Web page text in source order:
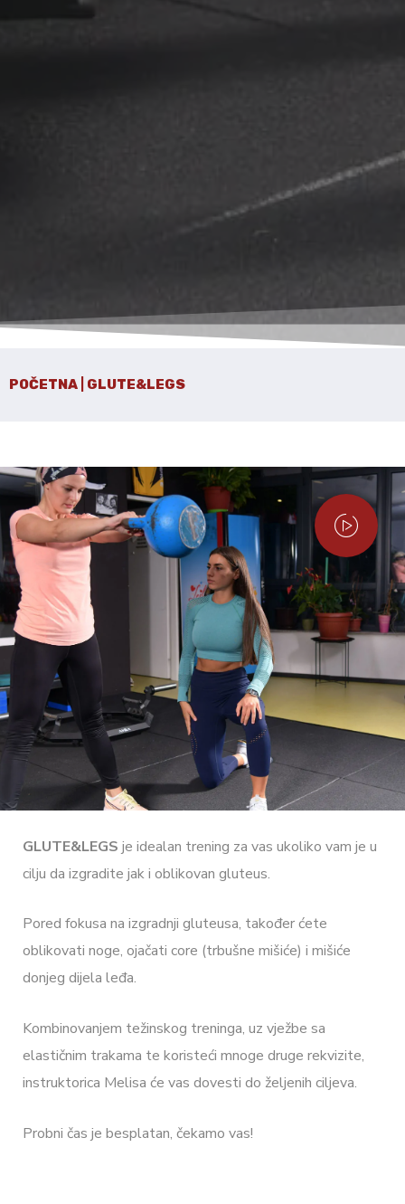
POČETNA | GLUTE&LEGS
GLUTE&LEGS je idealan trening za vas ukoliko vam je u
cilju da izgradite jak i oblikovan gluteus.
Pored fokusa na izgradnji gluteusa, također ćete
oblikovati noge, ojačati core (trbušne mišiće) i mišiće
donjeg dijela leđa.
Kombinovanjem težinskog treninga, uz vježbe sa
elastičnim trakama te koristeći mnoge druge rekvizite,
instruktorica Melisa će vas dovesti do željenih ciljeva.
Probni čas je besplatan, čekamo vas!